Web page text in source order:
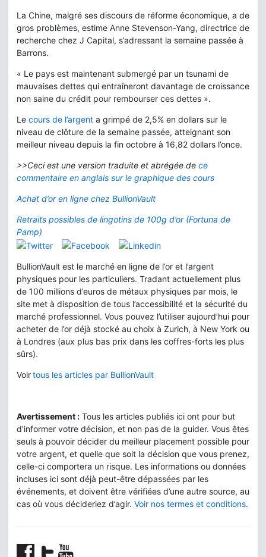
La Chine, malgré ses discours de réforme économique, a de
gros problèmes, estime Anne Stevenson-Yang, directrice de
recherche chez J Capital, s’adressant la semaine passée à
Barrons.
« Le pays est maintenant submergé par un tsunami de
mauvaises dettes qui entraîneront davantage de croissance
non saine du crédit pour rembourser ces dettes ».
Le cours de l’argent a grimpé de 2,5% en dollars sur le
niveau de clôture de la semaine passée, atteignant son
meilleur niveau depuis la fin octobre à 16,82 dollars l’once.
>>Ceci est une version traduite et abrégée de ce
commentaire en anglais sur le graphique des cours
Achat d’or en ligne chez BullionVault
Retraits possibles de lingotins de 100g d’or (Fortuna de
Pamp)
BullionVault est le marché en ligne de l’or et l’argent
physiques pour les particuliers. Tradant actuellement plus
de 100 millions d’euros de métaux physiques par mois, le
site met à disposition de tous l’accessibilité et la sécurité du
marché professionnel. Vous pouvez l’utiliser aujourd’hui pour
acheter de l’or déjà stocké au choix à Zurich, à New York ou
à Londres (aux plus bas prix dans les coffres-forts les plus
sûrs).
Voirtous les articles par BullionVault
Avertissement : Tous les articles publiés ici ont pour but
d'informer votre décision, et non pas de la guider. Vous êtes
seuls à pouvoir décider du meilleur placement possible pour
votre argent, et quelle que soit la décision que vous prenez,
celle-ci comportera un risque. Les informations ou données
incluses ici sont déjà peut-être dépassées par les
événements, et doivent être vérifiées d’une autre source, au
cas où vous décideriez d’agir. Voir nos termes et conditions.